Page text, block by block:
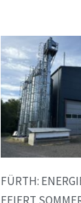
FÜRTH:
FEIERT